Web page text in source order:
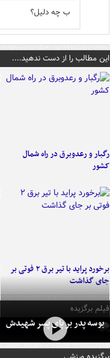
ب چه دلیل؟
این مطالب را از دست ندهید....
رگبار و رعدوبرق در راه شمال
کشور
برخورد پراید با تیر برق ۲ فوتی بر
جای گذاشت
فیلم برگزیده
بوسه‌ پدر بر پای پسر شهیدش